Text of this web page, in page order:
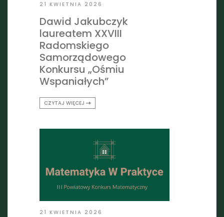
21 KWIETNIA 2026
Dawid Jakubczyk
laureatem XXVIII
Radomskiego
Samorządowego
Konkursu „Ośmiu
Wspaniałych”
CZYTAJ WIĘCEJ
21 KWIETNIA 2026